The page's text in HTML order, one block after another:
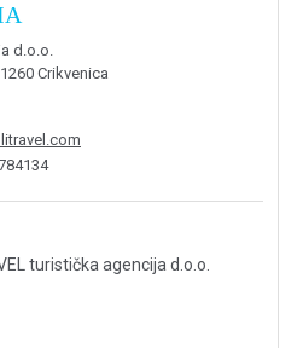
d.o.o.
Crikvenica
turistička agencija d.o.o.